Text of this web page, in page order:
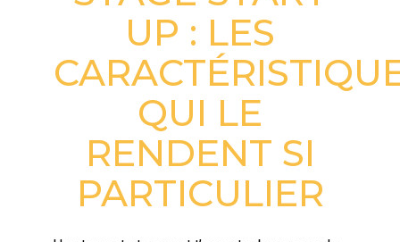
UP : LES
QUI LE
RENDENT SI
PARTICULIER